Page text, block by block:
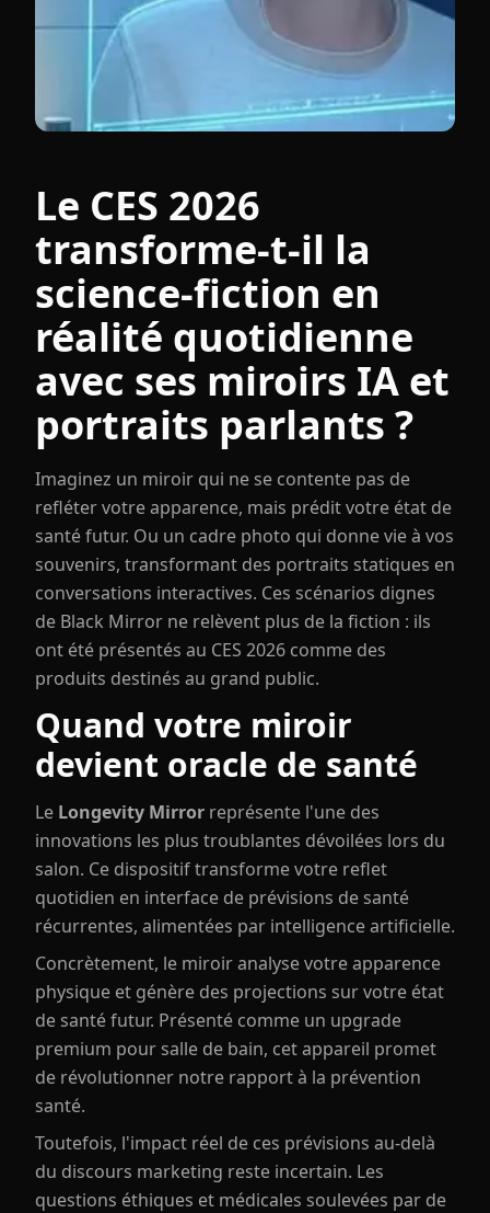
Le CES 2026
transforme-t-il la
science-fiction en
réalité quotidienne
avec ses miroirs IA et
portraits parlants ?
Imaginez un miroir qui ne se contente pas de
refléter votre apparence, mais prédit votre état de
santé futur. Ou un cadre photo qui donne vie à vos
souvenirs, transformant des portraits statiques en
conversations interactives. Ces scénarios dignes
de Black Mirror ne relèvent plus de la fiction : ils
ont été présentés au CES 2026 comme des
produits destinés au grand public.
Quand votre miroir
devient oracle de santé
Le Longevity Mirror représente l'une des
innovations les plus troublantes dévoilées lors du
salon. Ce dispositif transforme votre reflet
quotidien en interface de prévisions de santé
récurrentes, alimentées par intelligence artificielle.
Concrètement, le miroir analyse votre apparence
physique et génère des projections sur votre état
de santé futur. Présenté comme un upgrade
premium pour salle de bain, cet appareil promet
de révolutionner notre rapport à la prévention
santé.
Toutefois, l'impact réel de ces prévisions au-delà
du discours marketing reste incertain. Les
questions éthiques et médicales soulevées par de